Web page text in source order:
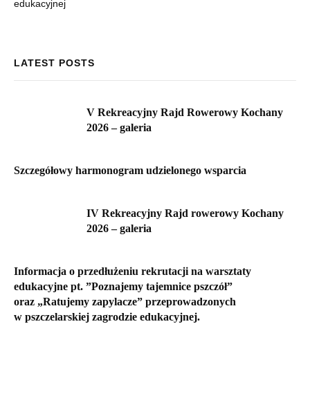
edukacyjnej
LATEST POSTS
V Rekreacyjny Rajd Rowerowy Kochany
2026 – galeria
Szczegółowy harmonogram udzielonego wsparcia
IV Rekreacyjny Rajd rowerowy Kochany
2026 – galeria
Informacja o przedłużeniu rekrutacji na warsztaty
edukacyjne pt. ”Poznajemy tajemnice pszczół”
oraz „Ratujemy zapylacze” przeprowadzonych
w pszczelarskiej zagrodzie edukacyjnej.